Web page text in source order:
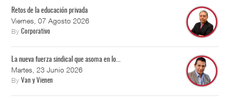
Retos de la educación privada
Viernes, 07 Agosto 2026
By Corporativo
La nueva fuerza sindical que asoma en lo...
Martes, 23 Junio 2026
By Van y Vienen